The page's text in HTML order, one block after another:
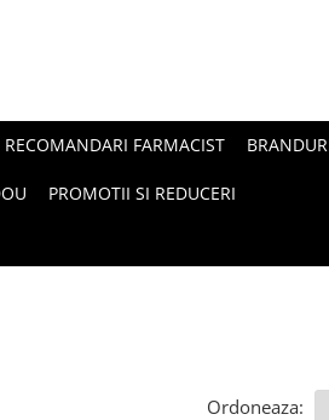
FARMACIST
PROMOTII SI REDUCERI
Ordoneaza: